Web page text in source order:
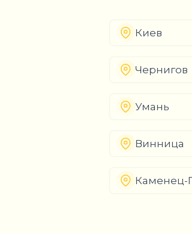
Киев
Чернигов
Умань
Винница
Каменец-